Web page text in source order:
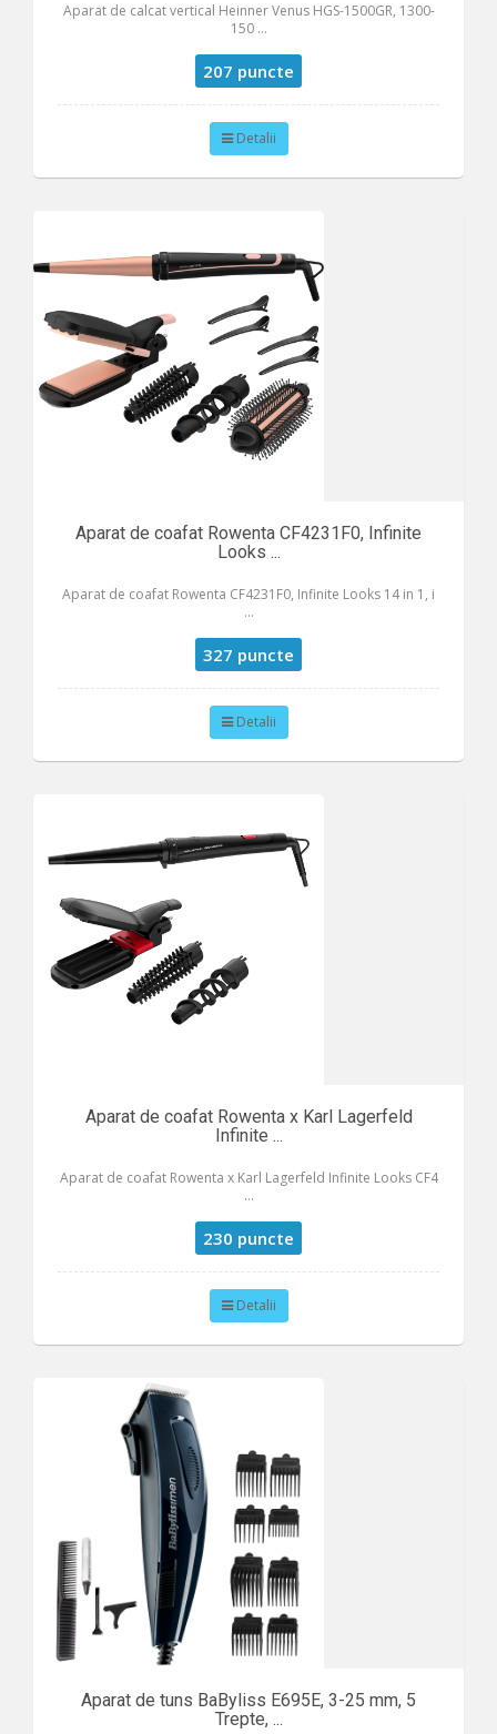
Aparat de calcat vertical Heinner Venus HGS-1500GR, 1300-
150 ...
207 puncte
Detalii
Aparat de coafat Rowenta CF4231F0, Infinite
Looks ...
Aparat de coafat Rowenta CF4231F0, Infinite Looks 14 in 1, i
...
327 puncte
Detalii
Aparat de coafat Rowenta x Karl Lagerfeld
Infinite ...
Aparat de coafat Rowenta x Karl Lagerfeld Infinite Looks CF4
...
230 puncte
Detalii
Aparat de tuns BaByliss E695E, 3-25 mm, 5
Trepte, ...